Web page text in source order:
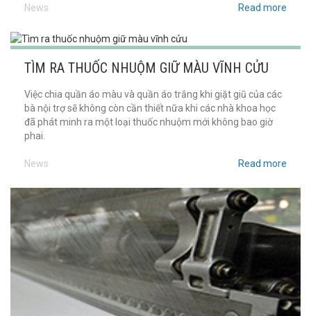
News Read more
TÌM RA THUỐC NHUỘM GIỮ MÀU VĨNH CỬU
Việc chia quần áo màu và quần áo trắng khi giặt giũ của các
bà nội trợ sẽ không còn cần thiết nữa khi các nhà khoa học
đã phát minh ra một loại thuốc nhuộm mới không bao giờ
phai.
News Read more